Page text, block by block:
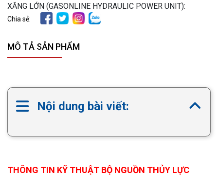
XĂNG LỚN (GASONLINE HYDRAULIC POWER UNIT):
Chia sẻ:
MÔ TẢ SẢN PHẨM
Nội dung bài viết:
THÔNG TIN KỸ THUẬT BỘ NGUỒN THỦY LỰC